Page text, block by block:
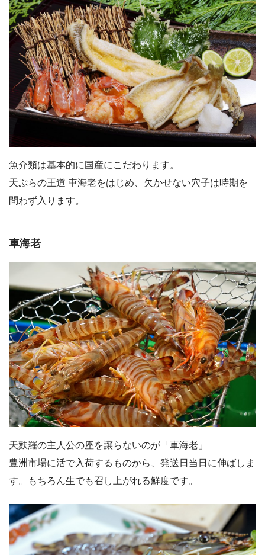
魚介類は基本的に国産にこだわります。
天ぷらの王道 車海老をはじめ、欠かせない穴子は時期を
問わず入ります。
車海老
天麩羅の主人公の座を譲らないのが「車海老」
豊洲市場に活で入荷するものから、発送日当日に伸ばしま
す。もちろん生でも召し上がれる鮮度です。